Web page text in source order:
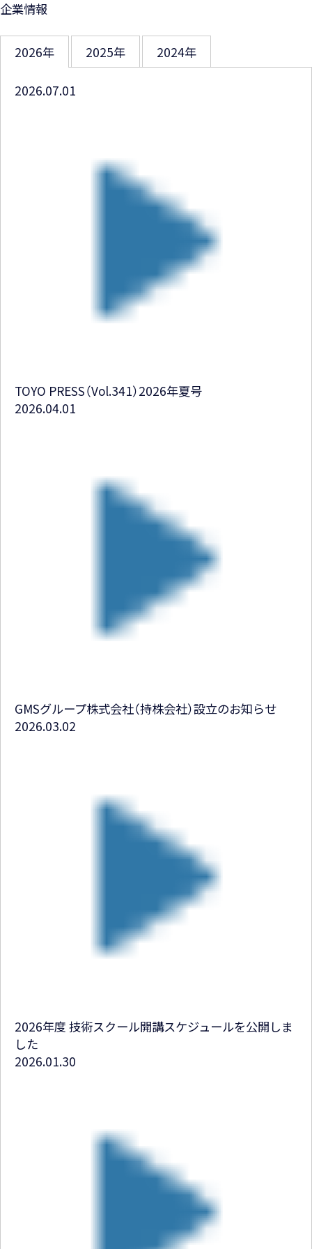
企業情報
2026年 2025年 2024年
2026.07.01
TOYO PRESS（Vol.341）2026年夏号
2026.04.01
GMSグループ株式会社（持株会社）設立のお知らせ
2026.03.02
2026年度 技術スクール開講スケジュールを公開しま
した
2026.01.30